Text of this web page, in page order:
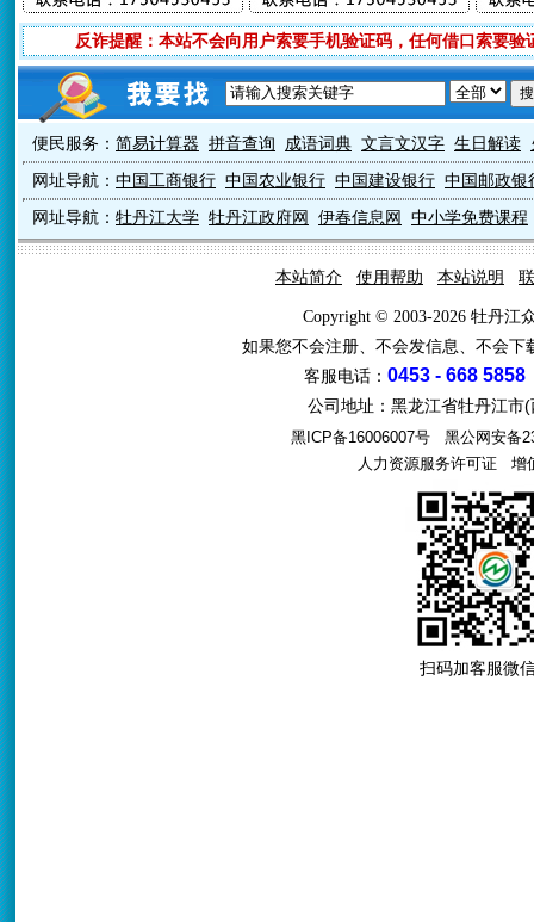
反诈提醒：本站不会向用户索要手机验证码，任何借口索要
便民服务： 简易计算器 拼音查询 成语词典 文言文汉字 生日解读
网址导航： 中国工商银行 中国农业银行 中国建设银行 中国邮政银
网址导航： 牡丹江大学 牡丹江政府网 伊春信息网 中小学免费课程
本站简介 使用帮助 本站说明
Copyright © 2003-2026 牡丹江
如果您不会注册、不会发信息、不会
客服电话： 0453 - 668 5858
公司地址：黑龙江省牡丹江市
黑ICP备16006007号
黑公网安备
人力资源服务许可证增值
扫码加客服微